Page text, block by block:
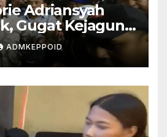
Adriansyah
Gugat Kejagung
Polri
ADMKEPPOID